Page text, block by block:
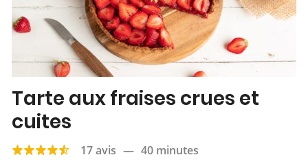
Tarte aux fraises crues et
cuites
17 avis — 40 minutes